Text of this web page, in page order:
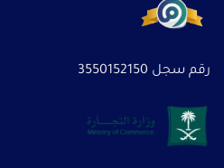
رقم سجل 3550152150